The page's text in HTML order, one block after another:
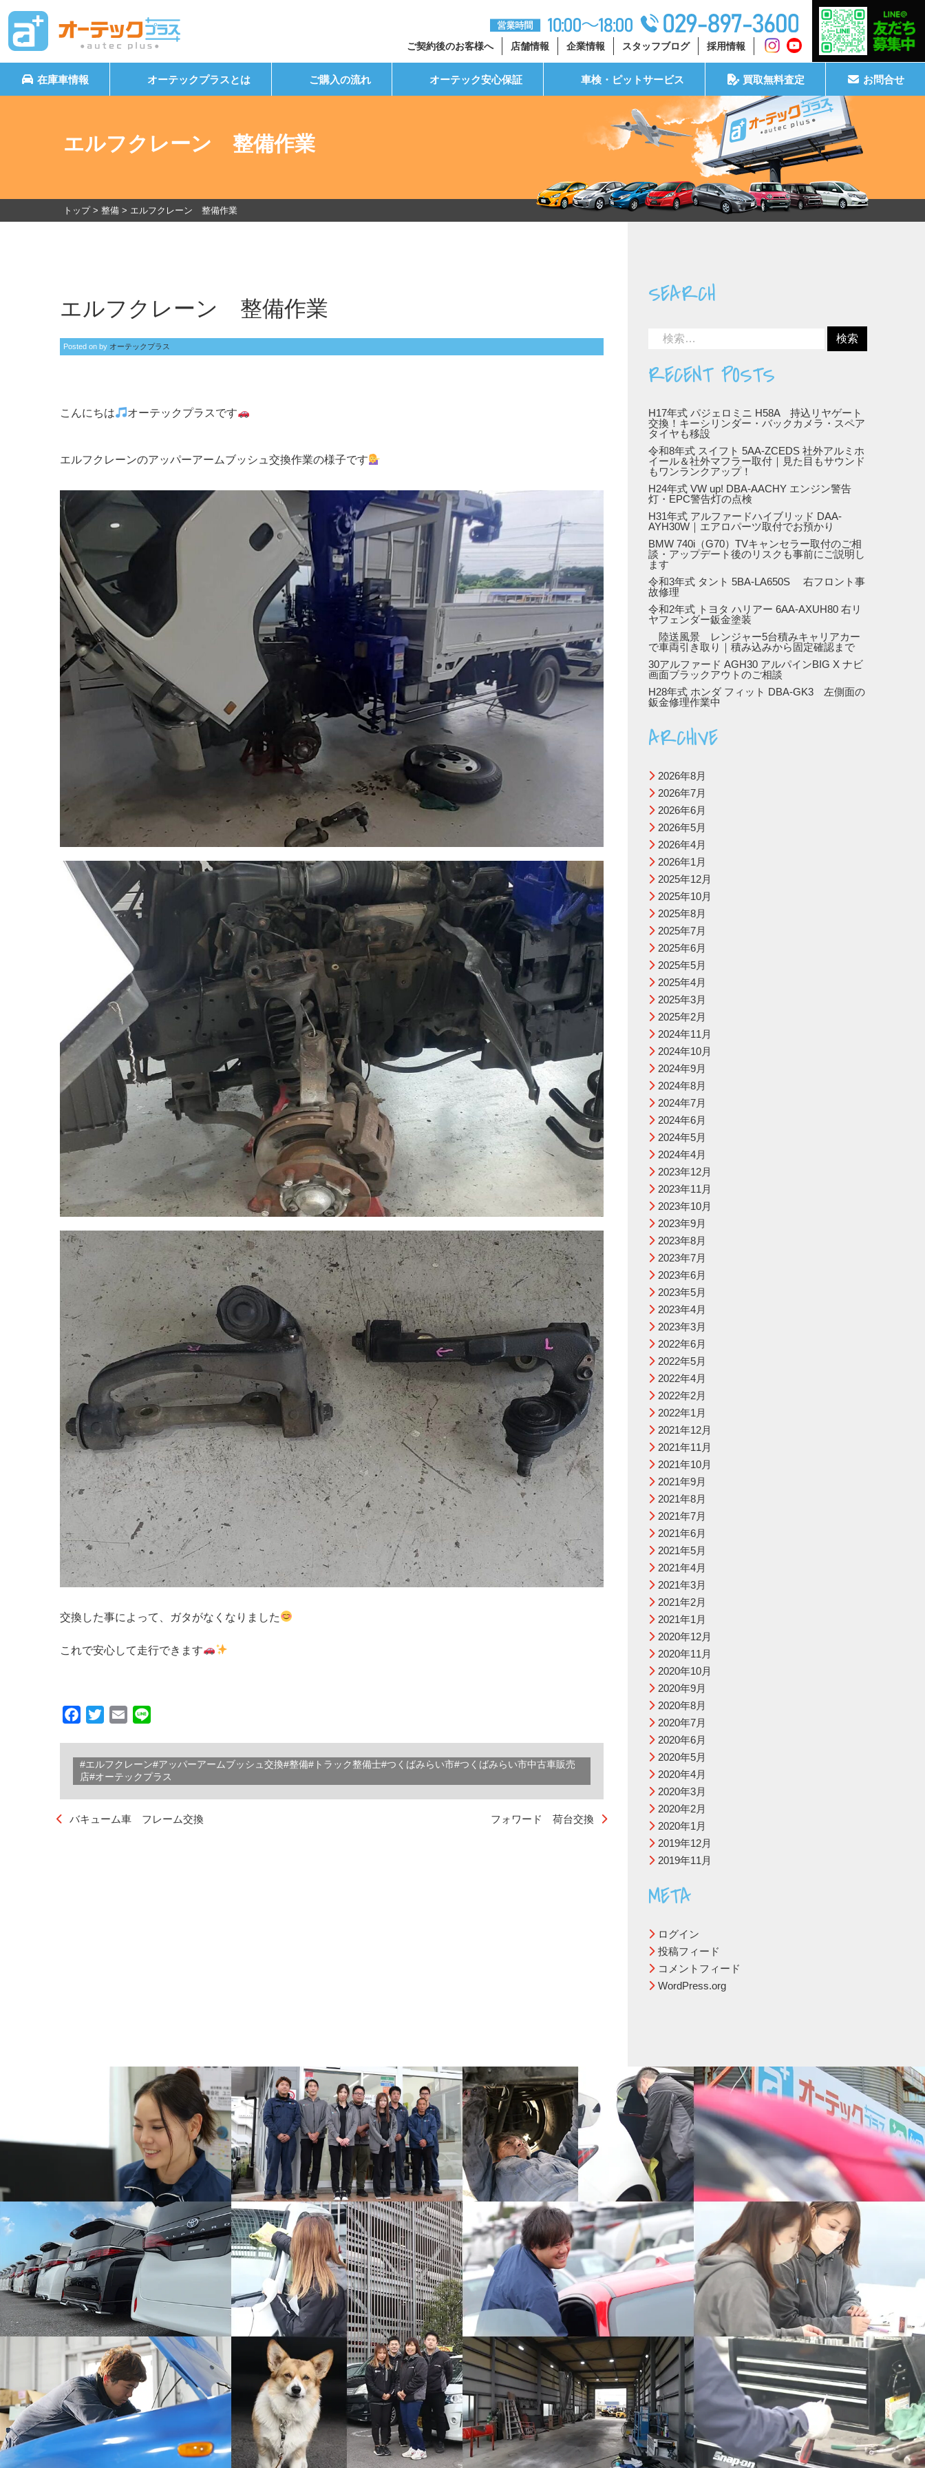
ご契約後のお客様へ 店舗情報 企業情報 スタッフブログ 採用情報
在庫車情報 オーテックプラスとは ご購入の流れ オーテック安心保証 車検・ピットサービス 買取無料査定 お問合せ
エルフクレーン 整備作業
トップ> 整備 > エルフクレーン 整備作業
エルフクレーン 整備作業
Posted on by オーテックプラス
こんにちは オーテックプラスです
エルフクレーンのアッパーアームブッシュ交換作業の様子です
交換した事によって、ガタがなくなりました
これで安心して走行できます
Facebook
TwitterEmail
#エルフクレーン#アッパーアームブッシュ交換#整備#トラック整備士#つくばみらい市#つくばみらい市中古車販売
店#オーテックプラス
バキューム車 フレーム交換 フォワード 荷台交換
SEARCH
RECENT POSTS
H17年式 パジェロミニ H58A 持込リヤゲート
交換！キーシリンダー・バックカメラ・スペア
タイヤも移設
令和8年式 スイフト 5AA-ZCEDS 社外アルミホ
イール＆社外マフラー取付｜見た目もサウンド
もワンランクアップ！
H24年式 VW up! DBA-AACHY エンジン警告
灯・EPC警告灯の点検
H31年式 アルファードハイブリッド DAA-
AYH30W｜エアロパーツ取付でお預かり
BMW 740i（G70）TVキャンセラー取付のご相
談・アップデート後のリスクも事前にご説明し
ます
令和3年式 タント 5BA-LA650S 右フロント事
故修理
令和2年式 トヨタ ハリアー 6AA-AXUH80 右リ
ヤフェンダー鈑金塗装
陸送風景 レンジャー5台積みキャリアカー
で車両引き取り｜積み込みから固定確認まで
30アルファード AGH30 アルパインBIG X ナビ
画面ブラックアウトのご相談
H28年式 ホンダ フィット DBA-GK3 左側面の
鈑金修理作業中
ARCHIVE
2026年8月
2026年7月
2026年6月
2026年5月
2026年4月
2026年1月
2025年12月
2025年10月
2025年8月
2025年7月
2025年6月
2025年5月
2025年4月
2025年3月
2025年2月
2024年11月
2024年10月
2024年9月
2024年8月
2024年7月
2024年6月
2024年5月
2024年4月
2023年12月
2023年11月
2023年10月
2023年9月
2023年8月
2023年7月
2023年6月
2023年5月
2023年4月
2023年3月
2022年6月
2022年5月
2022年4月
2022年2月
2022年1月
2021年12月
2021年11月
2021年10月
2021年9月
2021年8月
2021年7月
2021年6月
2021年5月
2021年4月
2021年3月
2021年2月
2021年1月
2020年12月
2020年11月
2020年10月
2020年9月
2020年8月
2020年7月
2020年6月
2020年5月
2020年4月
2020年3月
2020年2月
2020年1月
2019年12月
2019年11月
META
ログイン
投稿フィード
コメントフィード
WordPress.org